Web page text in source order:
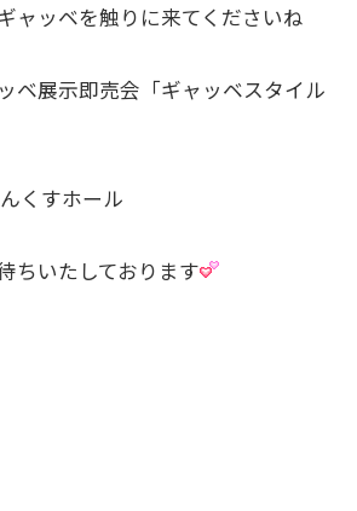
ャッベを触りに来てくださいね
ベ展示即売会「ギャッベスタイル
くすホール
ちいたしております